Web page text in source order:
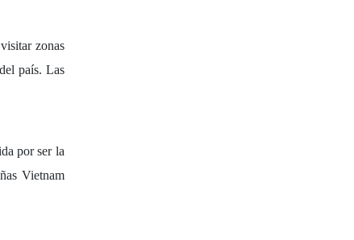
zonas
país. Las
por ser la
Vietnam